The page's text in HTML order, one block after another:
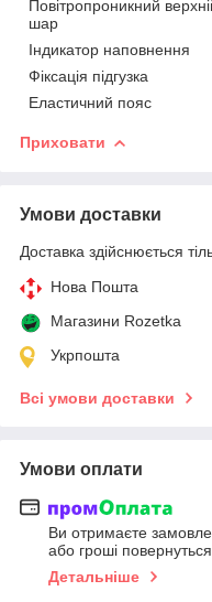
Повітропроникний
шар
Індикатор наповнення
Фіксація підгузка
Еластичний пояс
Приховати
Умови доставки
Доставка здійснюється
Нова Пошта
Магазини Rozetka
Укрпошта
Всі умови доставки
Умови оплати
Ви отримаєте
або гроші
Детальніше